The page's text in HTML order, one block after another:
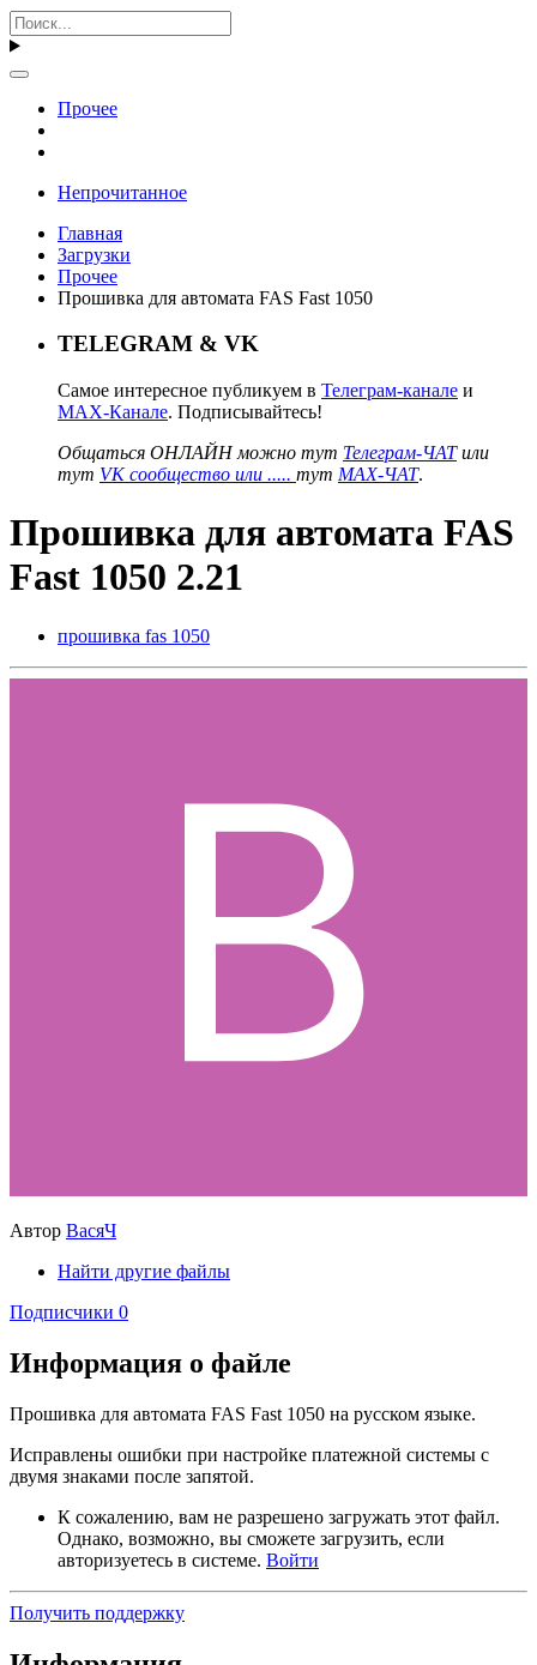
Прочее
Непрочитанное
Главная
Загрузки
Прочее
Прошивка для автомата FAS Fast 1050
TELEGRAM & VK
Самое интересное публикуем в Телеграм-канале и
MAX-Канале. Подписывайтесь!
Общаться ОНЛАЙН можно тут Телеграм-ЧАТили
тут VK сообщество или ..... тут MAX-ЧАТ.
Прошивка для автомата FAS
Fast 1050 2.21
прошивка fas 1050
Автор ВасяЧ
Найти другие файлы
Подписчики 0
Информация о файле
Прошивка для автомата FAS Fast 1050 на русском языке.
Исправлены ошибки при настройке платежной системы с
двумя знаками после запятой.
К сожалению, вам не разрешено загружать этот файл.
Однако, возможно, вы сможете загрузить, если
авторизуетесь в системе. Войти
Получить поддержку